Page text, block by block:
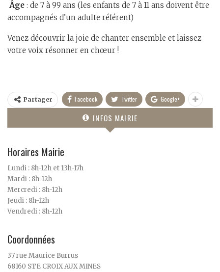
Âge : de 7 à 99 ans (les enfants de 7 à 11 ans doivent être
accompagnés d’un adulte référent)
Venez découvrir la joie de chanter ensemble et laissez
votre voix résonner en chœur !
Partager Facebook Twitter Google+
INFOS MAIRIE
Horaires Mairie
Lundi : 8h-12h et 13h-17h
Mardi : 8h-12h
Mercredi : 8h-12h
Jeudi : 8h-12h
Vendredi : 8h-12h
Coordonnées
37 rue Maurice Burrus
68160 STE CROIX AUX MINES